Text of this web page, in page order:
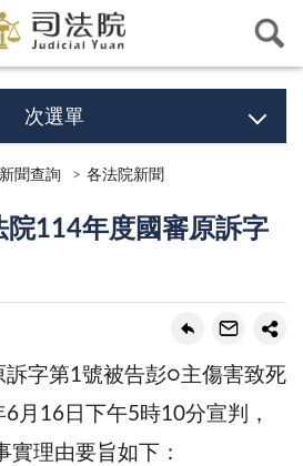
次選單
聞查詢 各法院新聞
院114年度國審原訴字
字第1號被告彭○主傷害致死
月16日下午5時10分宣判，
實理由要旨如下：